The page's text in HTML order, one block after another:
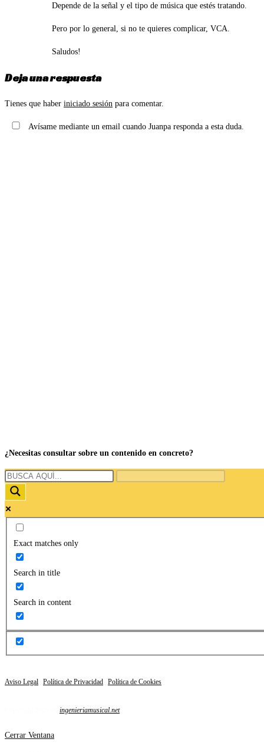
Depende de la señal y el tipo de música que estés tratando.
Pero por lo general, si no te quieres complicar, VCA.
Saludos!
Deja una respuesta
Tienes que haber iniciado sesión para comentar.
Avísame mediante un email cuando Juanpa responda a esta duda.
¿Necesitas consultar sobre un contenido en concreto?
Exact matches only
Search in title
Search in content
Aviso Legal Política de Privacidad Política de Cookies
ingenieriamusical.net
Cerrar Ventana